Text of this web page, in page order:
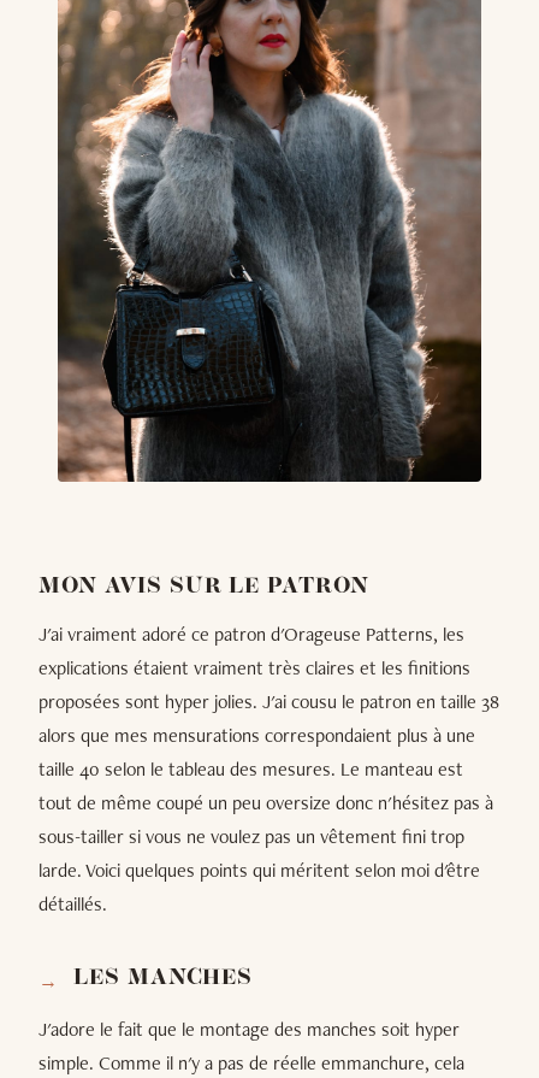
MON AVIS SUR LE PATRON
J'ai vraiment adoré ce patron d'Orageuse Patterns, les
explications étaient vraiment très claires et les finitions
proposées sont hyper jolies. J'ai cousu le patron en taille 38
alors que mes mensurations correspondaient plus à une
taille 40 selon le tableau des mesures. Le manteau est
tout de même coupé un peu oversize donc n'hésitez pas à
sous-tailler si vous ne voulez pas un vêtement fini trop
larde. Voici quelques points qui méritent selon moi d'être
détaillés.
LES MANCHES
J'adore le fait que le montage des manches soit hyper
simple. Comme il n'y a pas de réelle emmanchure, cela